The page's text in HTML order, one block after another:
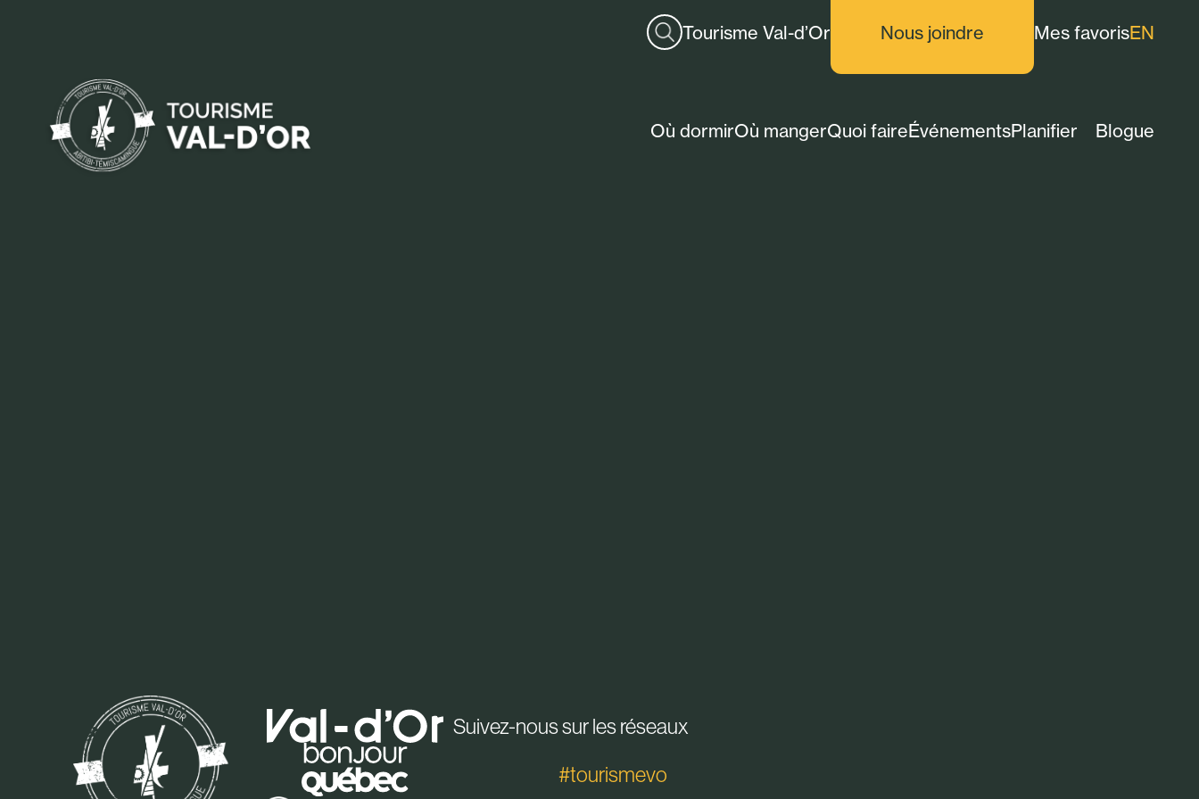
Tourisme Val-d’Or
Où dormirOù mangerQuoi faireÉvénementsPlanifier Blogue
Nous joindre Mes favorisEN
Suivez-nous sur les réseaux
#tourismevo